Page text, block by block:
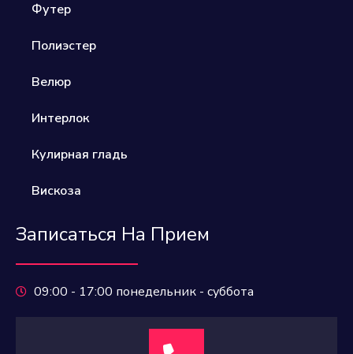
Футер
Полиэстер​
Велюр​
Интерлок
Кулирная гладь
Вискоза
Записаться На Прием
09:00 - 17:00 понедельник - суббота